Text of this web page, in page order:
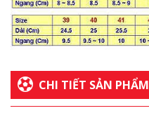
CHI TIẾT SẢN PHẨM